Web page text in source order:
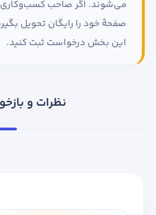
می‌شوند. اگر صاحب کسب‌وکاری
صفحهٔ خود را رایگان تحویل
این بخش درخواست ثبت کنید.
نظرات و